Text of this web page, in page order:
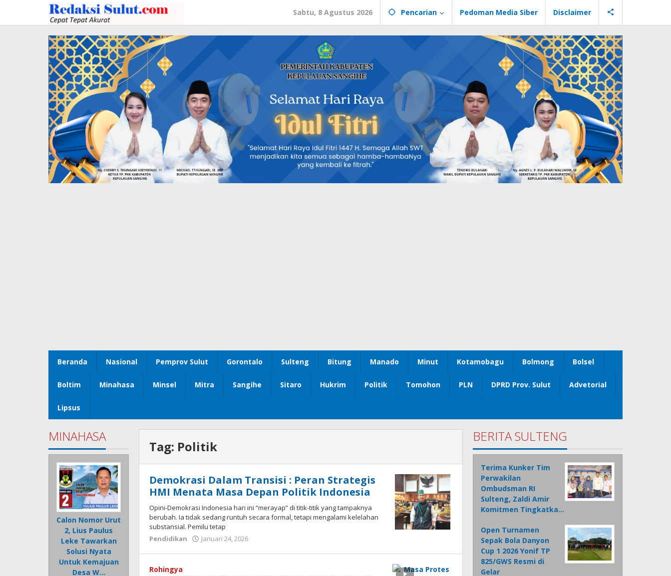
konten
Sabtu, 8 Agustus 2026 Pencarian Pedoman Media Siber Disclaimer
Beranda Nasional Pemprov Sulut Gorontalo Sulteng Bitung Manado Minut Kotamobagu Bolmong Bolsel
Boltim Minahasa Minsel Mitra Sangihe Sitaro Hukrim Politik Tomohon PLN DPRD Prov. Sulut Advetorial
Lipsus
MINAHASA
Calon Nomor Urut
2, Lius Paulus
Leke Tawarkan
Solusi Nyata
Untuk Kemajuan
Desa W…
Tag: Politik
Demokrasi Dalam Transisi : Peran Strategis
HMI Menata Masa Depan Politik Indonesia
Opini-Demokrasi Indonesia hari ini “merayap” di titik-titik yang tampaknya
berubah. Ia tidak sedang runtuh secara formal, tetapi mengalami kelelahan
substansial. Pemilu tetap
Pendidikan
Januari 24, 2026
Rohingya
BERITA SULTENG
Terima Kunker Tim
Perwakilan
Ombudsman RI
Sulteng, Zaldi Amir
Komitmen Tingkatka…
Open Turnamen
Sepak Bola Danyon
Cup 1 2026 Yonif TP
825/GWS Resmi di
Gelar